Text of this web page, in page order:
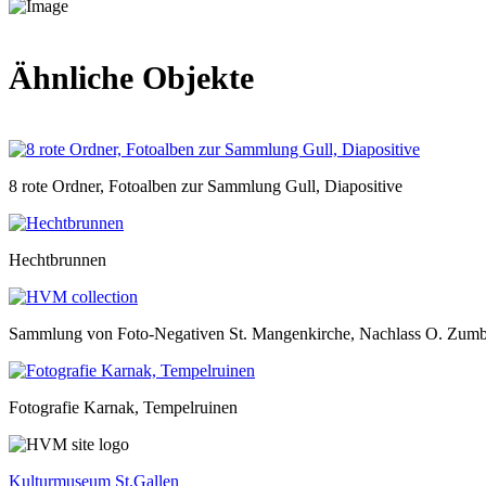
Ähnliche Objekte
8 rote Ordner, Fotoalben zur Sammlung Gull, Diapositive
Hechtbrunnen
Sammlung von Foto-Negativen St. Mangenkirche, Nachlass O.
Fotografie Karnak, Tempelruinen
Kulturmuseum St.Gallen